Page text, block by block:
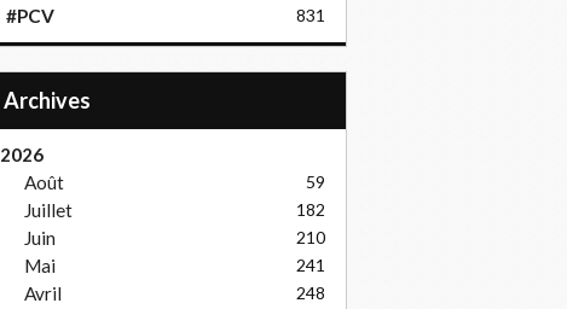
#PCV 831
Archives
2026
Août
59
Juillet 182
Juin 210
Mai 241
Avril 248